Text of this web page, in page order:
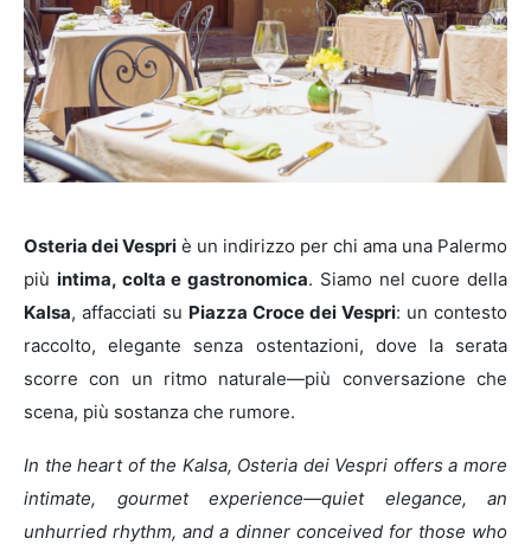
Osteria dei Vespri è un indirizzo per chi ama una Palermo
più intima, colta e gastronomica. Siamo nel cuore della
Kalsa, affacciati su Piazza Croce dei Vespri: un contesto
raccolto, elegante senza ostentazioni, dove la serata
scorre con un ritmo naturale—più conversazione che
scena, più sostanza che rumore.
In the heart of the Kalsa, Osteria dei Vespri offers a more
intimate, gourmet experience—quiet elegance, an
unhurried rhythm, and a dinner conceived for those who